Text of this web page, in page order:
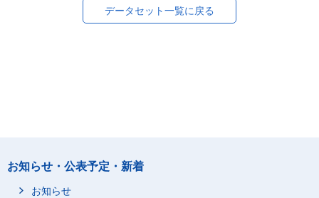
データセット一覧に戻る
お知らせ・公表予定・新着
お知らせ